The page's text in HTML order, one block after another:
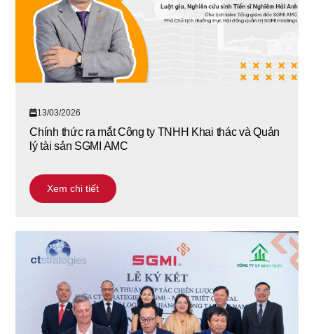
13/03/2026
Chính thức ra mắt Công ty TNHH Khai thác và Quản
lý tài sản SGMI AMC
Xem chi tiết